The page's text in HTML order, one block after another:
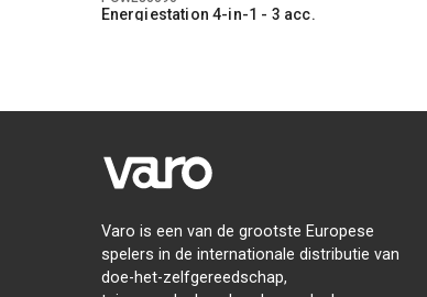
Energiestation 4-in-1 - 3 acc.
Varo is een van de grootste Europese
spelers in de internationale distributie van
doe-het-zelfgereedschap,